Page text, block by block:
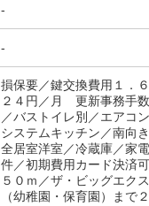
-
-
損保要／鍵交換費用１．
２４円／月 更新事務手
／バストイレ別／エアコ
システムキッチン／南向
全居室洋室／冷蔵庫／家
件／初期費用カード決済
５０ｍ／ザ・ビッグエク
（幼稚園・保育園）まで